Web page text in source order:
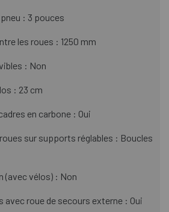
: 3 pouces
les roues : 1250 mm
: Non
: 23 cm
en carbone : Oui
sur supports réglables : Boucles
(avec vélos) : Non
avec roue de secours externe : Oui